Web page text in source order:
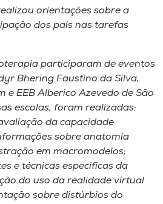
orientações sobre a
dos pais nas tarefas
participaram de eventos
Bhering Faustino da Silva,
e EEB Alberico Azevedo de São
escolas, foram realizadas:
da capacidade
sobre anatomia
em macromodelos;
e técnicas específicas da
do uso da realidade virtual
sobre distúrbios do